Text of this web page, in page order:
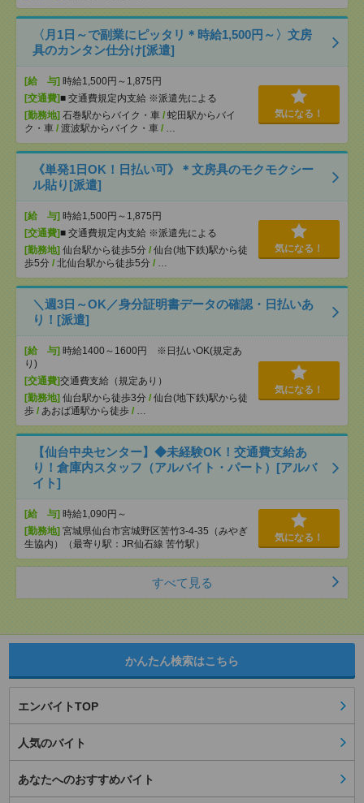
〈月1日～で副業にピッタリ＊時給1,500円～〉文房
具のカンタン仕分け[派遣]
[給 与] 時給1,500円～1,875円
[交通費]■ 交通費規定内支給 ※派遣先による
[勤務地] 石巻駅からバイク・車 / 蛇田駅からバイ
ク・車 / 渡波駅からバイク・車 / …
気になる！
《単発1日OK！日払い可》＊文房具のモクモクシー
ル貼り[派遣]
[給 与] 時給1,500円～1,875円
[交通費]■ 交通費規定内支給 ※派遣先による
[勤務地] 仙台駅から徒歩5分 / 仙台(地下鉄)駅から徒
歩5分 / 北仙台駅から徒歩5分 / …
気になる！
＼週3日～OK／身分証明書データの確認・日払いあ
り！[派遣]
[給 与] 時給1400～1600円 ※日払いOK(規定あ
り)
[交通費]交通費支給（規定あり）
[勤務地] 仙台駅から徒歩3分 / 仙台(地下鉄)駅から徒
歩 / あおば通駅から徒歩 / …
気になる！
【仙台中央センター】◆未経験OK！交通費支給あ
り！倉庫内スタッフ（アルバイト・パート）[アルバ
イト]
[給 与] 時給1,090円～
[勤務地] 宮城県仙台市宮城野区苦竹3-4-35（みやぎ
生協内）（最寄り駅：JR仙石線 苦竹駅）
気になる！
すべて見る
かんたん検索はこちら
エンバイトTOP
人気のバイト
あなたへのおすすめバイト